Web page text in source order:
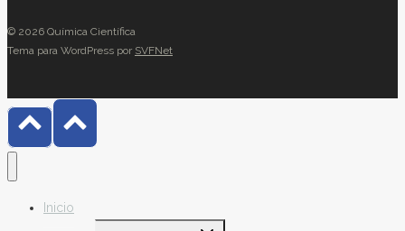
© 2026 Química Científica
Tema para WordPress por SVFNet
Inicio